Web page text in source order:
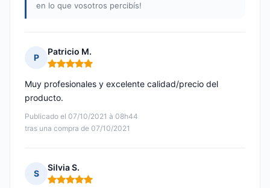
en lo que vosotros percibís!
P
Patricio M.
Nota: 5 de 5
Publicado el 07/10/2021 à 08h44
tras una compra de 07/10/2021
Muy profesionales y excelente calidad/precio del
producto.
S
Silvia S.
Nota: 5 de 5